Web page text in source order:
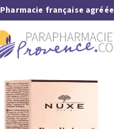
Pharmacie française agréée